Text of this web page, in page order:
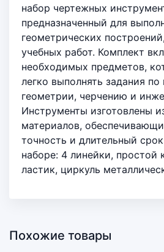
набор чертежных
предназначенный для
геометрических
учебных работ. Комплект
необходимых предметов,
легко выполнять задания
геометрии, черчению и
Инструменты изготовлены
материалов,
точность и длительный
наборе: 4 линейки, простой
ластик, циркуль
Похожие товары